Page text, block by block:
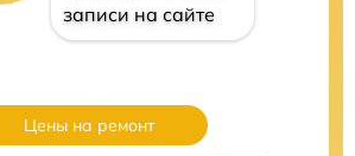
записи на сайте
Цены на ремонт